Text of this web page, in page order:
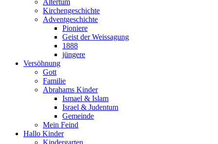
Altertum
Kirchengeschichte
Adventgeschichte
Pioniere
Geist der Weissagung
1888
jüngere
Versöhnung
Gott
Familie
Abrahams Kinder
Ismael & Islam
Israel & Judentum
Gemeinde
Mein Feind
Hallo Kinder
Kindergarten